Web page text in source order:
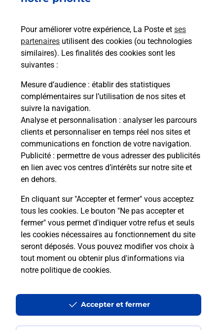
Pour améliorer votre expérience, La Poste et ses
partenaires utilisent des cookies (ou technologies
similaires). Les finalités des cookies sont les
suivantes :
Mesure d’audience : établir des statistiques
complémentaires sur l’utilisation de nos sites et
suivre la navigation.
Analyse et personnalisation : analyser les parcours
clients et personnaliser en temps réel nos sites et
communications en fonction de votre navigation.
Publicité : permettre de vous adresser des publicités
en lien avec vos centres d’intérêts sur notre site et
en dehors.
En cliquant sur "Accepter et fermer" vous acceptez
tous les cookies. Le bouton "Ne pas accepter et
fermer" vous permet d'indiquer votre refus et seuls
les cookies nécessaires au fonctionnement du site
seront déposés. Vous pouvez modifier vos choix à
tout moment ou obtenir plus d'informations via
notre politique de cookies.
Accepter et fermer
Envoyer un colis
Vous souhaitez envoyer un colis depuis : OLORON
STE MARIE (64400) ? Découvrez toutes les
solutions proposées par La Poste.
En savoir plus
Questions fréquemment posées
Quel est le prix d’une impression ?
Où imprimer des documents autour